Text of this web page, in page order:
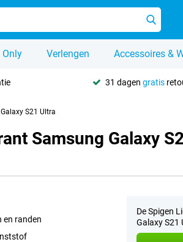
Verlengen Accessoires &
31 dagen gratis
S21 Ultra
Samsung Galaxy
en randen
De Spigen
Galaxy S21